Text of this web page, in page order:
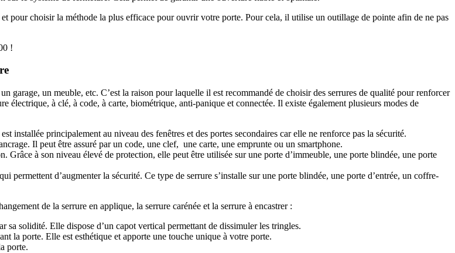
pour choisir la méthode la plus efficace pour ouvrir votre porte. Pour cela, il utilise un outillage de pointe afin de ne pas
!
garage, un meuble, etc. C’est la raison pour laquelle il est recommandé de choisir des serrures de qualité pour renforcer
électrique, à clé, à code, à carte, biométrique, anti-panique et connectée. Il existe également plusieurs modes de
installée principalement au niveau des fenêtres et des portes secondaires car elle ne renforce pas la sécurité.
Il peut être assuré par un code, une clef, une carte, une emprunte ou un smartphone.
à son niveau élevé de protection, elle peut être utilisée sur une porte d’immeuble, une porte blindée, une porte
permettent d’augmenter la sécurité. Ce type de serrure s’installe sur une porte blindée, une porte d’entrée, un coffre-
de la serrure en applique, la serrure carénée et la serrure à encastrer :
sa solidité. Elle dispose d’un capot vertical permettant de dissimuler les tringles.
la porte. Elle est esthétique et apporte une touche unique à votre porte.
porte.